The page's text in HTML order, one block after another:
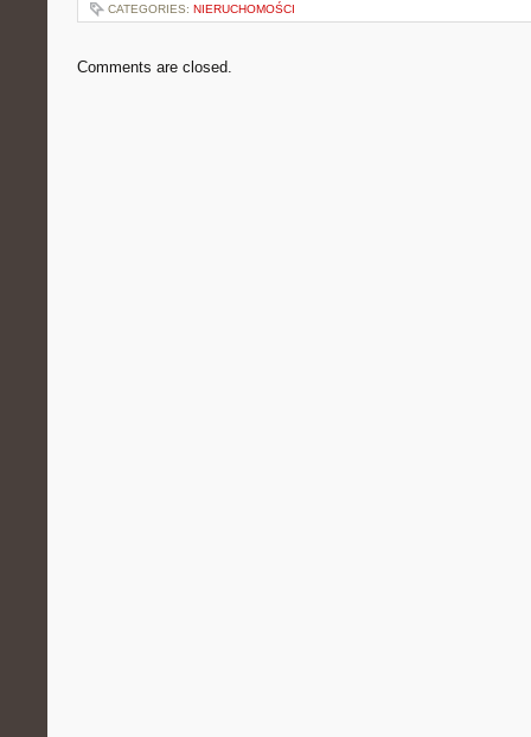
CATEGORIES: NIERUCHOMOŚCI
Comments are closed.